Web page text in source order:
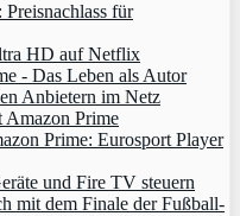
für
HD auf Netflix
- Das Leben als Autor
Anbietern im Netz
Amazon Prime
Prime: Eurosport Player
und Fire TV steuern
mit dem Finale der Fußball-